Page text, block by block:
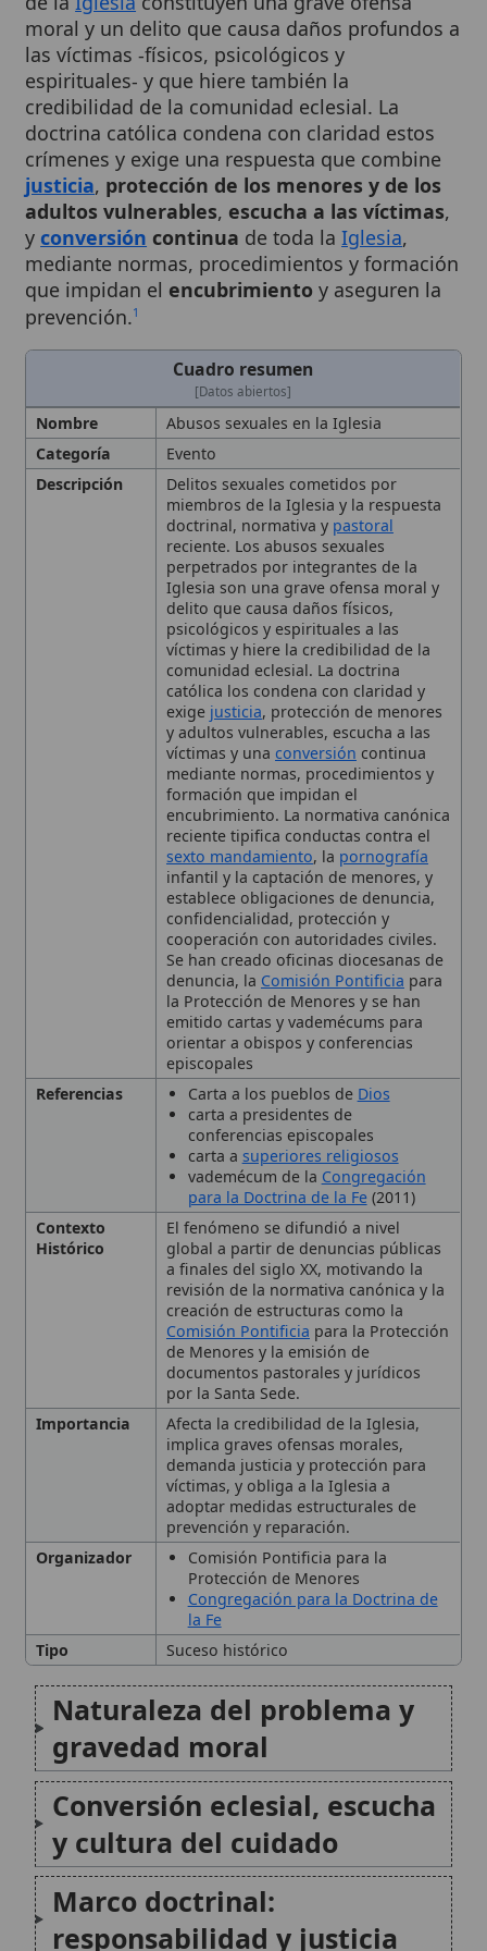
las víctimas -físicos, psicológicos y
espirituales- y que hiere también la
credibilidad de la comunidad eclesial. La
doctrina católica condena con claridad estos
crímenes y exige una respuesta que combine
justicia,protección de los menores y de los
adultos vulnerables,escucha a las víctimas,
yconversióncontinuade toda laIglesia,
mediante normas, procedimientos y formación
que impidan elencubrimientoy aseguren la
prevención.1
Cuadro resumen
Evento
Delitos sexuales cometidos por
miembros de la Iglesia y la respuesta
doctrinal, normativa ypastoral
reciente. Los abusos sexuales
perpetrados por integrantes de la
Iglesia son una grave ofensa moral y
delito que causa daños físicos,
psicológicos y espirituales a las
víctimas y hiere la credibilidad de la
comunidad eclesial. La doctrina
católica los condena con claridad y
exigejusticia, protección de menores
y adultos vulnerables, escucha a las
víctimas y unaconversióncontinua
mediante normas, procedimientos y
formación que impidan el
encubrimiento. La normativa canónica
reciente tipifica conductas contra el
sexto mandamiento, lapornografía
infantil y la captación de menores, y
establece obligaciones de denuncia,
confidencialidad, protección y
cooperación con autoridades civiles.
Se han creado oficinas diocesanas de
denuncia, laComisión Pontificiapara
la Protección de Menores y se han
emitido cartas y vademécums para
orientar a obispos y conferencias
episcopales
Carta a los pueblos deDios
carta a presidentes de
conferencias episcopales
carta asuperiores religiosos
vademécum de laCongregación
para la Doctrina de la Fe(2011)
Histórico
El fenómeno se difundió a nivel
global a partir de denuncias públicas
a finales del siglo XX, motivando la
revisión de la normativa canónica y la
creación de estructuras como la
Comisión Pontificiapara la Protección
de Menores y la emisión de
documentos pastorales y jurídicos
por la Santa Sede.
Importancia Afecta la credibilidad de la Iglesia,
implica graves ofensas morales,
demanda justicia y protección para
víctimas, y obliga a la Iglesia a
adoptar medidas estructurales de
prevención y reparación.
Comisión Pontificia para la
Protección de Menores
Congregación para la Doctrina de
la Fe
Suceso histórico
Naturaleza del problema y
gravedad moral
Conversión eclesial, escucha
y cultura del cuidado
Marco doctrinal:
responsabilidad y justicia
Delitos y definiciones en la
normativa eclesial reciente
Obligación de denunciar y
vías de comunicación
🙏 Bienvenido a Wikitólica
Esta enciclopedia es un recurso privado de referencia sin
imprimatur. No sustituye al Catecismo, a la Sagrada
Escritura ni a los documentos oficiales de la Iglesia y está
destinada únicamente a la estudio personal. El borrador de
los artículos se compone con Magisterium . Queda
prohibida su distribución en iglesias, oratorios, escuelas,